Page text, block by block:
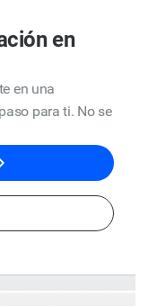
en
en una
para ti. No se